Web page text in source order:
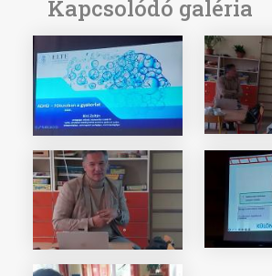
Kapcsolódó galéria